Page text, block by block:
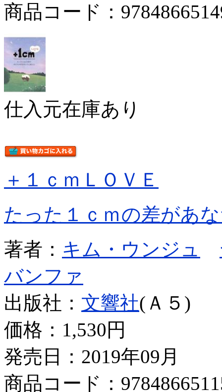
商品コード：
仕入元在庫あり
＋１ｃｍＬＯＶＥ
たった１ｃｍの差があ
著者： キム・ウンジュ
バンファ
出版社： 文響社(Ａ５)
価格： 1,530円
発売日：2019年09月
商品コード：